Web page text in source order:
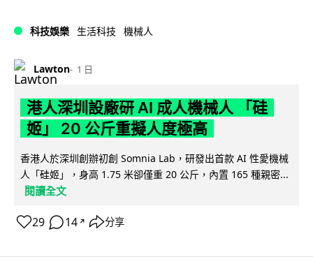
科技娛樂 生活科技 機械人
Lawton 1 日
港人深圳設廠研 AI 成人機械人 「硅
姬」 20 公斤重擬人度極高
香港人於深圳創辦初創 Somnia Lab，研發出首款 AI 性愛機械
人「硅姬」，身高 1.75 米卻僅重 20 公斤，內置 165 種親密...
閱讀全文
29 14 ↗ 分享